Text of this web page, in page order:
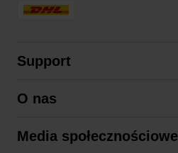
Support
Regulamin zakupów
O nas
Zrównoważony rozwój
Media społecznościowe